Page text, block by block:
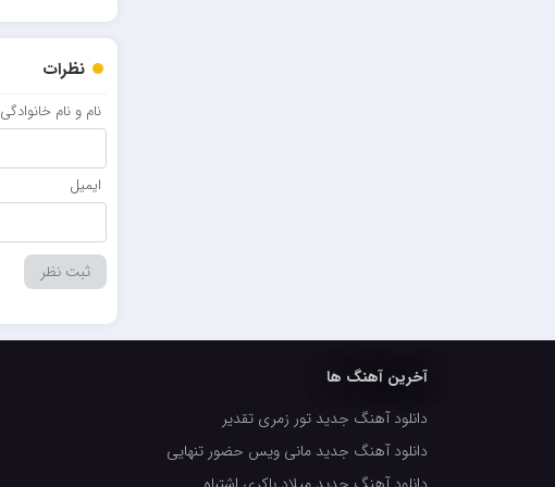
نظرات
نام و نام خانوادگی
ایمیل
آخرین آهنگ ها
دانلود آهنگ جدید تور زمری تقدیر
دانلود آهنگ جدید مانی ویس حضور تنهایی